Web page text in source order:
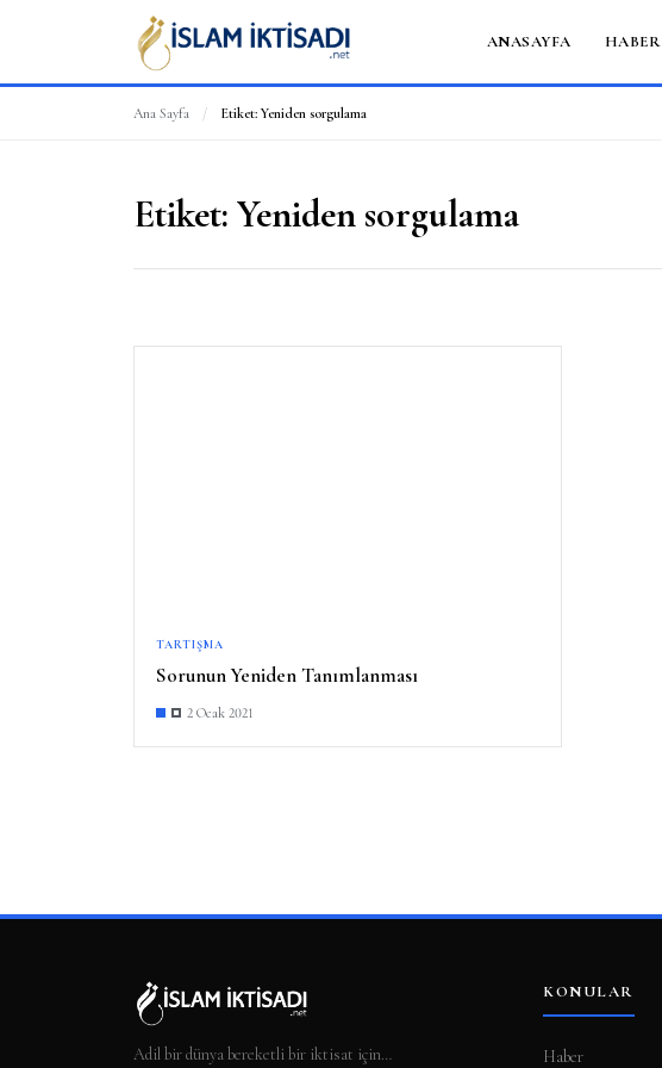
ANASAYFA HABER
Ana Sayfa / Etiket: Yeniden sorgulama
Etiket: Yeniden sorgulama
TARTIŞMA
Sorunun Yeniden Tanımlanması
2 Ocak 2021
Adil bir dünya bereketli bir iktisat için…
KONULAR
Haber